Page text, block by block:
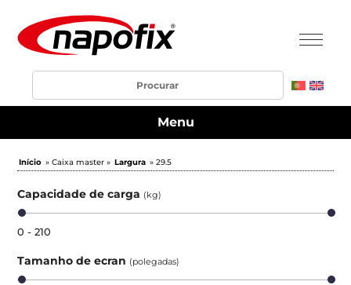
Menu
Início » Caixa master » Largura » 29.5
Capacidade de carga (kg)
0 - 210
Tamanho de ecran (polegadas)